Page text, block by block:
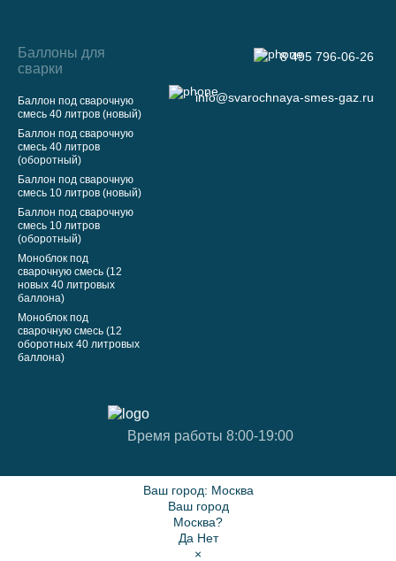
Баллоны для
сварки
Баллон под сварочную
смесь 40 литров (новый)
Баллон под сварочную
смесь 40 литров
(оборотный)
Баллон под сварочную
смесь 10 литров (новый)
Баллон под сварочную
смесь 10 литров
(оборотный)
Моноблок под
сварочную смесь (12
новых 40 литровых
баллона)
Моноблок под
сварочную смесь (12
оборотных 40 литровых
баллона)
8 495 796-06-26
info@svarochnaya-smes-gaz.ru
Время работы 8:00-19:00
Ваш город: Москва
Ваш город
Москва?
Да Нет
×